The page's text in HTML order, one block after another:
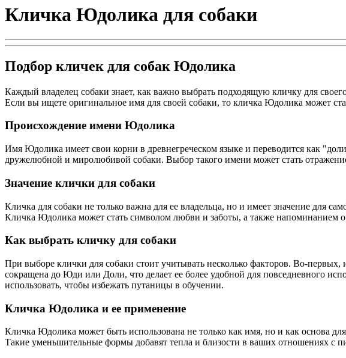
Кличка Юдолика для собаки
Подбор кличек для собак Юдолика
Каждый владелец собаки знает, как важно выбрать подходящую кличку для
Если вы ищете оригинальное имя для своей собаки, то кличка Юдолика может
Происхождение имени Юдолика
Имя Юдолика имеет свои корни в древнегреческом языке и переводится как
дружелюбной и миролюбивой собаки. Выбор такого имени может стать
Значение клички для собаки
Кличка для собаки не только важна для ее владельца, но и имеет значение для
Кличка Юдолика может стать символом любви и заботы, а также напоминанием
Как выбрать кличку для собаки
При выборе клички для собаки стоит учитывать несколько факторов. Во-
сокращена до Юди или Доли, что делает ее более удобной для повседневного
использовать, чтобы избежать путаницы в обучении.
Кличка Юдолика и ее применение
Кличка Юдолика может быть использована не только как имя, но и как основа
Такие уменьшительные формы добавят тепла и близости в ваших отношениях с